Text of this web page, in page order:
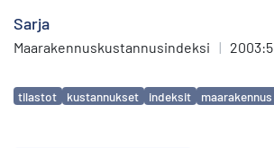
Sarja
Maarakennuskustannusindeksi | 2003:5
Avainsanat
tilastot kustannukset indeksit maarakennus